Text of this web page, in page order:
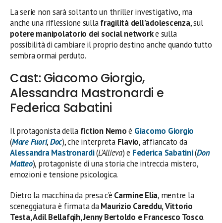
La serie non sarà soltanto un thriller investigativo, ma
anche una riflessione sullafragilità dell’adolescenza, sul
potere manipolatorio dei social networke sulla
possibilità di cambiare il proprio destino anche quando tutto
sembra ormai perduto.
Cast: Giacomo Giorgio,
Alessandra Mastronardi e
Federica Sabatini
Il protagonista della fiction Nemoè Giacomo Giorgio
(Mare Fuori,Doc), che interpreta Flavio, affiancato da
Alessandra Mastronardi(L’Allieva) e Federica Sabatini(Don
Matteo), protagoniste di una storia che intreccia mistero,
emozioni e tensione psicologica.
Dietro la macchina da presa c’è Carmine Elia, mentre la
sceneggiatura è firmata daMaurizio Careddu, Vittorio
Testa, Adil Bellafqih, Jenny Bertoldo e Francesco Tosco.